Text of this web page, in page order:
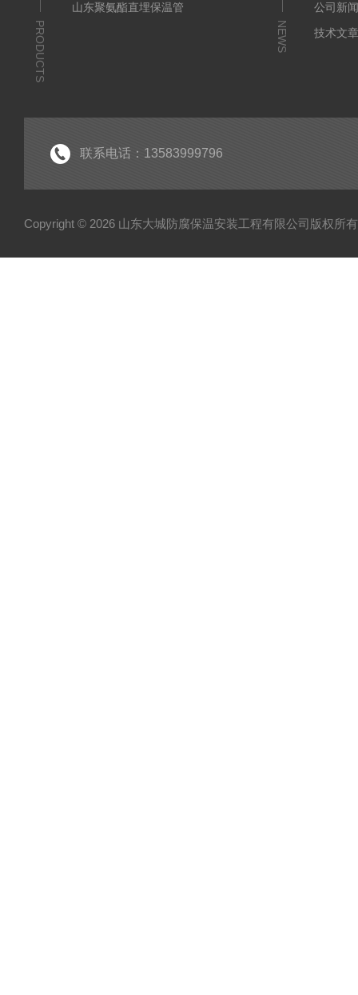
PRODUCTS
山东聚氨酯直埋保温管
NEWS
公司新
技术文
联系电话：13583999796
Copyright © 2026 山东大城防腐保温安装工程有限公司版权所